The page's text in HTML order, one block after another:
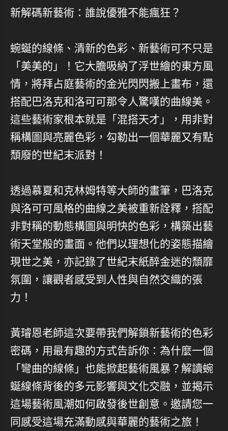
新解碼新藝術：誰說優雅不能瘋狂？
蜿蜒的線條、清新的色彩、新藝術可不只是
「美美的」！它大膽吸納了浮世繪的東方風
情，將拜占庭藝術的金光閃閃搬上畫布，還
搭配巴洛克和洛可可那令人驚嘆的曲線美。
這些藝術家根本就是「混搭天才」，用非對
稱構圖與亮麗色彩，勾勒出一個華麗又有點
頹廢的世紀末派對！
透過慕夏和克林姆特等大師的畫筆，巴洛克
與洛可可風格的曲線之美被重新詮釋，搭配
非對稱的動態構圖與明快的色彩，構築出藝
術天堂般的畫面。他們以理想化的姿態描繪
現世之美，亦記錄了世紀末紙醉金迷的頹靡
氛圍，讓觀者感受到人性與自然交織的張
力！
黃璿恩老師這次要帶我們解鎖新藝術的色彩
密碼，用最有趣的方式告訴你：為什麼一個
「彎曲的線條」也能掀起藝術風暴？解讀蜿
蜒線條背後的多元影響與文化交融，並揭示
這場藝術風潮如何啟發後世創意。邀請您一
同感受這場充滿動感與華麗的藝術之旅！